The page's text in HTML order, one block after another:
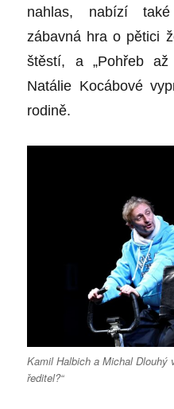
nahlas, nabízí
zábavná hra o pětici
štěstí, a „Pohřeb až
Natálie Kocábové
rodině.
Kamil Halbich a Michal Dlouhý
ředitel?“